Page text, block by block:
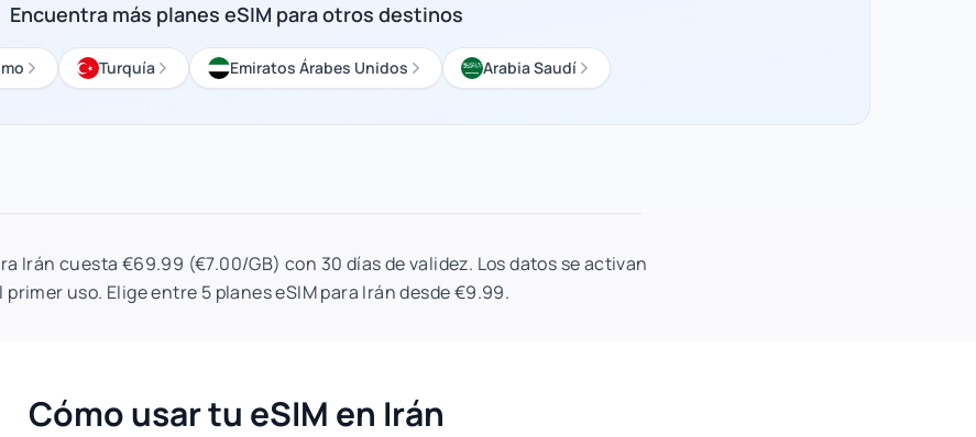
Encuentra más planes eSIM para otros destinos
Turquía Emiratos Árabes Unidos Arabia Saudí
Irán cuesta €69.99 (€7.00/GB) con 30 días de validez. Los datos se activan
primer uso. Elige entre 5 planes eSIM para Irán desde €9.99.
Cómo usar tu eSIM en Irán